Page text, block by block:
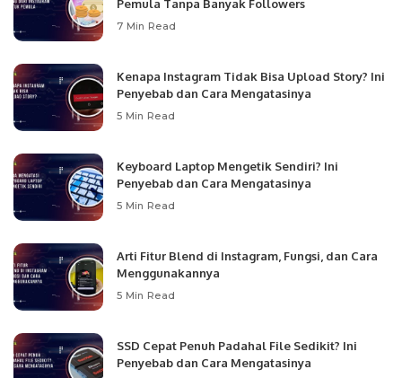
Pemula Tanpa Banyak Followers
7 Min Read
Kenapa Instagram Tidak Bisa Upload Story? Ini
Penyebab dan Cara Mengatasinya
5 Min Read
Keyboard Laptop Mengetik Sendiri? Ini
Penyebab dan Cara Mengatasinya
5 Min Read
Arti Fitur Blend di Instagram, Fungsi, dan Cara
Menggunakannya
5 Min Read
SSD Cepat Penuh Padahal File Sedikit? Ini
Penyebab dan Cara Mengatasinya